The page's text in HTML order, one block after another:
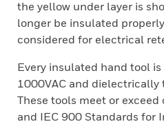
the yellow under layer is
longer be insulated
considered for electrical
Every insulated hand tool
1000VAC and dielectrically
These tools meet or
and IEC 900 Standards for